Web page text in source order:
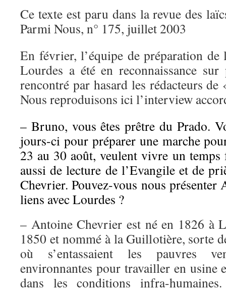
Ce texte est paru dans la revue des
Parmi Nous, n° 175, juillet 2003
En février, l’équipe de préparation de
Lourdes a été en reconnaissance
rencontré par hasard les rédacteurs
Nous reproduisons ici l’interview
– Bruno, vous êtes prêtre du Prado.
jours-ci pour préparer une marche
23 au 30 août, veulent vivre un
aussi de lecture de l’Evangile et de
Chevrier. Pouvez-vous nous présenter
liens avec Lourdes ?
– Antoine Chevrier est né en 1826 à
1850 et nommé à la Guillotière, sorte
où s’entassaient les pauvres
environnantes pour travailler en usine
dans les conditions infra-